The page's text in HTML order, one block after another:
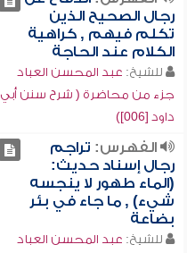
رجال الصحيح الذين
تكلم فيهم , كراهية
الكلام عند الحاجة
للشيخ: عبد المحسن العباد
جزء من محاضرة ( شرح سنن أبي
داود [006])
الفهرس: تراجم
رجال إسناد حديث:
(الماء طهور لا ينجسه
شيء) , ما جاء في بئر
بضاعة
للشيخ: عبد المحسن العباد